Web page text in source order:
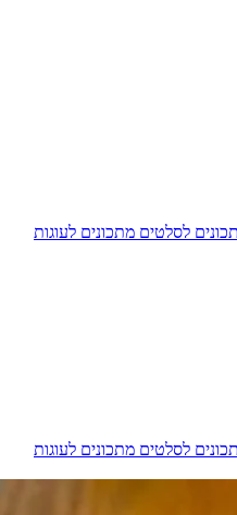
לסלטים מתכונים לעוגות
לסלטים מתכונים לעוגות